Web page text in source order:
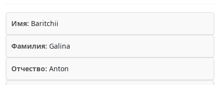
Имя: Baritchii
Фамилия: Galina
Отчество: Anton